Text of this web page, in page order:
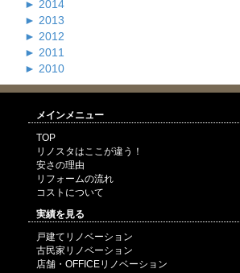
► 2014
► 2013
► 2012
► 2011
► 2010
メインメニュー
TOP
リノスタはここが違う！
安さの理由
リフォームの流れ
コストについて
実績を見る
戸建てリノベーション
古民家リノベーション
店舗・OFFICEリノベーション